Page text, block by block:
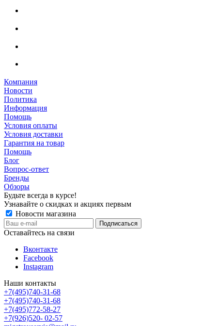
Компания
Новости
Политика
Информация
Помощь
Условия оплаты
Условия доставки
Гарантия на товар
Помощь
Блог
Вопрос-ответ
Бренды
Обзоры
Будьте всегда в курсе!
Узнавайте о скидках и акциях первым
Новости магазина
Оставайтесь на связи
Вконтакте
Facebook
Instagram
Наши контакты
+7(495)740-31-68
+7(495)740-31-68
+7(495)772-58-27
+7(926)520- 02-57